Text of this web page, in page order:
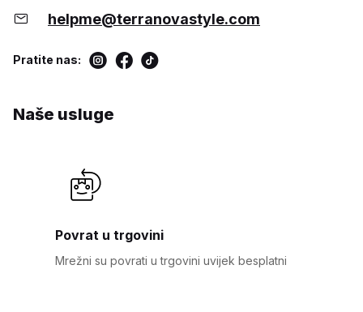
helpme@terranovastyle.com
Pratite nas:
Naše usluge
Povrat u trgovini
Mrežni su povrati u trgovini uvijek besplatni